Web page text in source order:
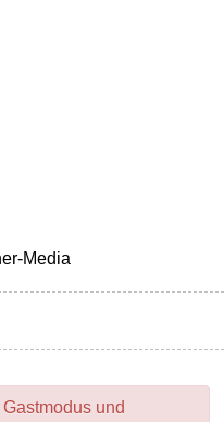
und